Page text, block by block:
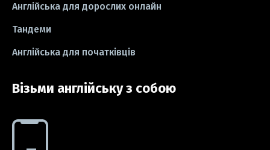
Англійська для дорослих онлайн
Тандеми
Англійська для початківців
Візьми англійську з собою